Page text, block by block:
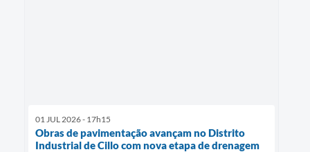
01 JUL 2026 - 17h15
Obras de pavimentação avançam no Distrito
Industrial de Cillo com nova etapa de drenagem